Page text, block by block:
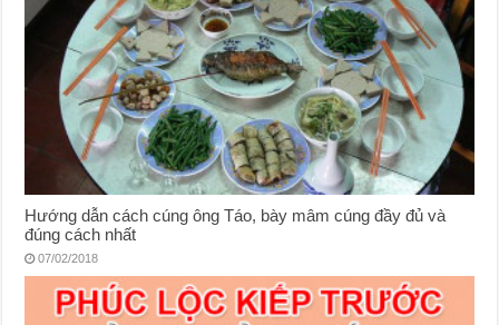
Hướng dẫn cách cúng ông Táo, bày mâm cúng đầy đủ và
đúng cách nhất
07/02/2018